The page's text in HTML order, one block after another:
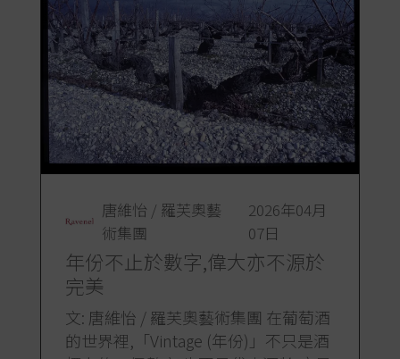
唐維怡 / 羅芙奧藝
術集團
2026年04月
07日
年份不止於數字,偉大亦不源於
完美
文: 唐維怡 / 羅芙奧藝術集團 在葡萄酒
的世界裡,「Vintage (年份)」不只是酒